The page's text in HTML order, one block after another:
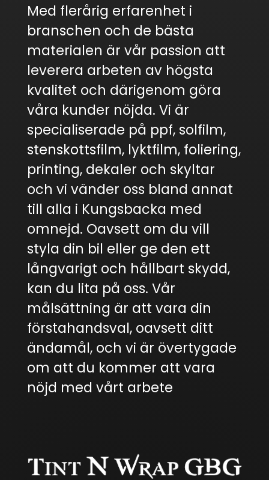
Med flerårig erfarenhet i
branschen och de bästa
materialen är vår passion att
leverera arbeten av högsta
kvalitet och därigenom göra
våra kunder nöjda. Vi är
specialiserade på ppf, solfilm,
stenskottsfilm, lyktfilm, foliering,
printing, dekaler och skyltar
och vi vänder oss bland annat
till alla i Kungsbacka med
omnejd. Oavsett om du vill
styla din bil eller ge den ett
långvarigt och hållbart skydd,
kan du lita på oss. Vår
målsättning är att vara din
förstahandsval, oavsett ditt
ändamål, och vi är övertygade
om att du kommer att vara
nöjd med vårt arbete